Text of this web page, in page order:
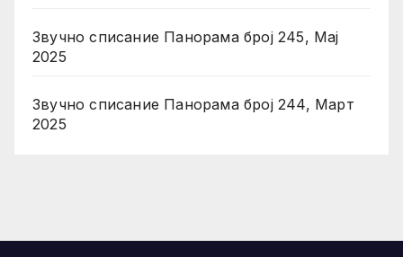
Звучно списание Панорама број 245, Мај
2025
Звучно списание Панорама број 244, Март
2025